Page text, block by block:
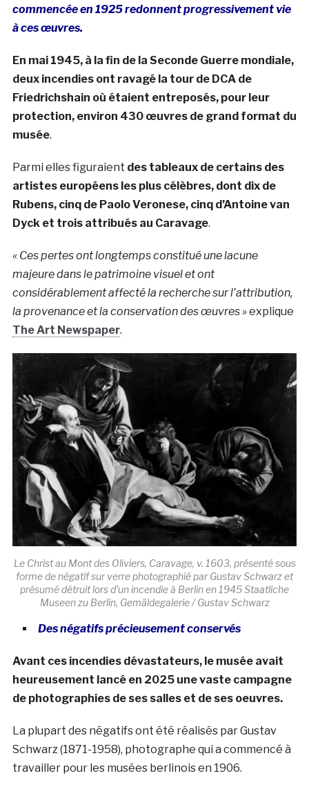
commencée en 1925 redonnent progressivement vie
à ces œuvres.
En mai 1945, à la fin de la Seconde Guerre mondiale,
deux incendies ont ravagé la tour de DCA de
Friedrichshain où étaient entreposés, pour leur
protection, environ 430 œuvres de grand format du
musée.
Parmi elles figuraient des tableaux de certains des
artistes européens les plus célèbres, dont dix de
Rubens, cinq de Paolo Veronese, cinq d’Antoine van
Dyck et trois attribués au Caravage.
« Ces pertes ont longtemps constitué une lacune
majeure dans le patrimoine visuel et ont
considérablement affecté la recherche sur l’attribution,
la provenance et la conservation des œuvres »explique
The Art Newspaper.
Le Christ au Mont des Oliviers, Caravage, v. 1603, présenté sous
forme de négatif sur verre photographié par Gustav Schwarz et
présumé détruit lors d’un incendie à Berlin en 1945 Staatliche
Museen zu Berlin, Gemäldegalerie / Gustav Schwarz
Des négatifs précieusement conservés
Avant ces incendies dévastateurs, le musée avait
heureusement lancé en 2025 une vaste campagne
de photographies de ses salles et de ses oeuvres.
La plupart des négatifs ont été réalisés par Gustav
Schwarz (1871-1958), photographe qui a commencé à
travailler pour les musées berlinois en 1906.